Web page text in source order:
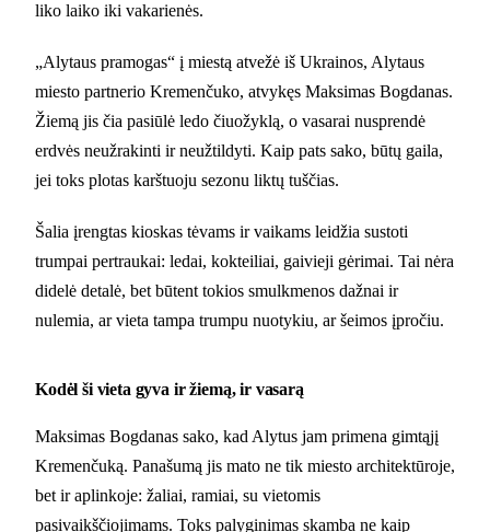
liko laiko iki vakarienės.
„Alytaus pramogas“ į miestą atvežė iš Ukrainos, Alytaus
miesto partnerio Kremenčuko, atvykęs Maksimas Bogdanas.
Žiemą jis čia pasiūlė ledo čiuožyklą, o vasarai nusprendė
erdvės neužrakinti ir neužtildyti. Kaip pats sako, būtų gaila,
jei toks plotas karštuoju sezonu liktų tuščias.
Šalia įrengtas kioskas tėvams ir vaikams leidžia sustoti
trumpai pertraukai: ledai, kokteiliai, gaivieji gėrimai. Tai nėra
didelė detalė, bet būtent tokios smulkmenos dažnai ir
nulemia, ar vieta tampa trumpu nuotykiu, ar šeimos įpročiu.
Kodėl ši vieta gyva ir žiemą, ir vasarą
Maksimas Bogdanas sako, kad Alytus jam primena gimtąjį
Kremenčuką. Panašumą jis mato ne tik miesto architektūroje,
bet ir aplinkoje: žaliai, ramiai, su vietomis
pasivaikščiojimams. Toks palyginimas skamba ne kaip